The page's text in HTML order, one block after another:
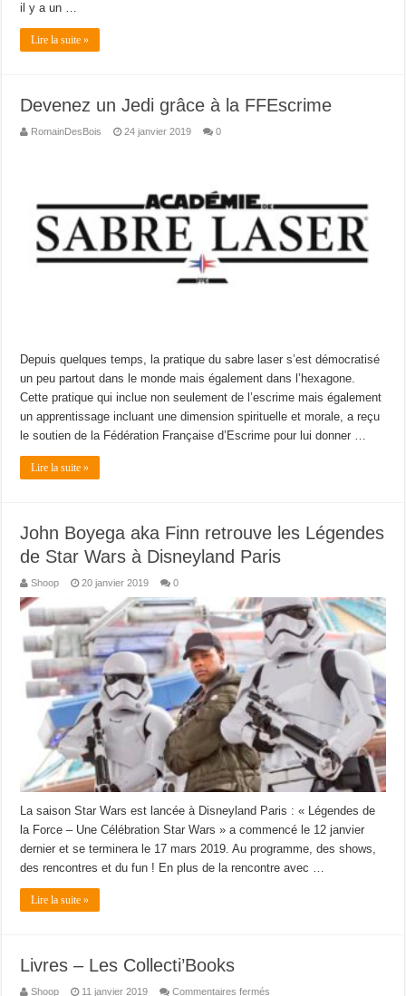
il y a un …
Lire la suite »
Devenez un Jedi grâce à la FFEscrime
RomainDesBois 24 janvier 2019 0
Depuis quelques temps, la pratique du sabre laser s’est démocratisé
un peu partout dans le monde mais également dans l’hexagone.
Cette pratique qui inclue non seulement de l’escrime mais également
un apprentissage incluant une dimension spirituelle et morale, a reçu
le soutien de la Fédération Française d’Escrime pour lui donner …
Lire la suite »
John Boyega aka Finn retrouve les Légendes
de Star Wars à Disneyland Paris
Shoop 20 janvier 2019 0
La saison Star Wars est lancée à Disneyland Paris : « Légendes de
la Force – Une Célébration Star Wars » a commencé le 12 janvier
dernier et se terminera le 17 mars 2019. Au programme, des shows,
des rencontres et du fun ! En plus de la rencontre avec …
Lire la suite »
Livres – Les Collecti’Books
Shoop 11 janvier 2019 Commentaires fermés